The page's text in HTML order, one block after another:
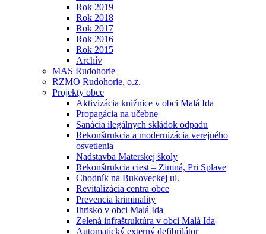
Rok 2019
Rok 2018
Rok 2017
Rok 2016
Rok 2015
Archív
MAS Rudohorie
RZMO Rudohorie, o.z.
Projekty obce
Aktivizácia knižnice v obci Malá Ida
Propagácia na učebne
Sanácia ilegálnych skládok odpadu
Rekonštrukcia a modernizácia verejného
osvetlenia
Nadstavba Materskej školy
Rekonštrukcia ciest – Zimná, Pri Splave
Chodník na Bukoveckej ul.
Revitalizácia centra obce
Prevencia kriminality
Ihrisko v obci Malá Ida
Zelená infraštruktúra v obci Malá Ida
Automatický externý defibrilátor